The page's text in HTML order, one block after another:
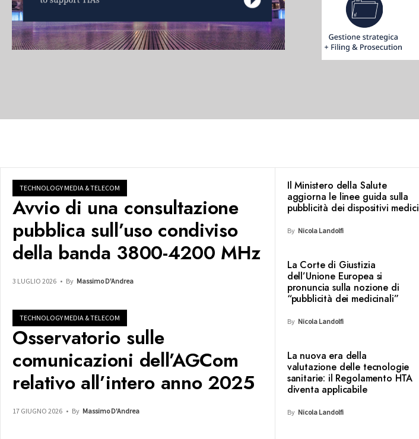
TECHNOLOGY MEDIA & TELECOM
Avvio di una consultazione
pubblica sull’uso condiviso
della banda 3800-4200 MHz
3 LUGLIO 2026 • By Massimo D'Andrea
TECHNOLOGY MEDIA & TELECOM
Osservatorio sulle
comunicazioni dell’AGCom
relativo all’intero anno 2025
17 GIUGNO 2026 • By Massimo D'Andrea
Il Ministero della Salute
aggiorna le linee guida sulla
pubblicità dei dispositivi medici
By Nicola Landolfi
La Corte di Giustizia
dell’Unione Europea si
pronuncia sulla nozione di
“pubblicità dei medicinali”
By Nicola Landolfi
La nuova era della
valutazione delle tecnologie
sanitarie: il Regolamento HTA
diventa applicabile
By Nicola Landolfi